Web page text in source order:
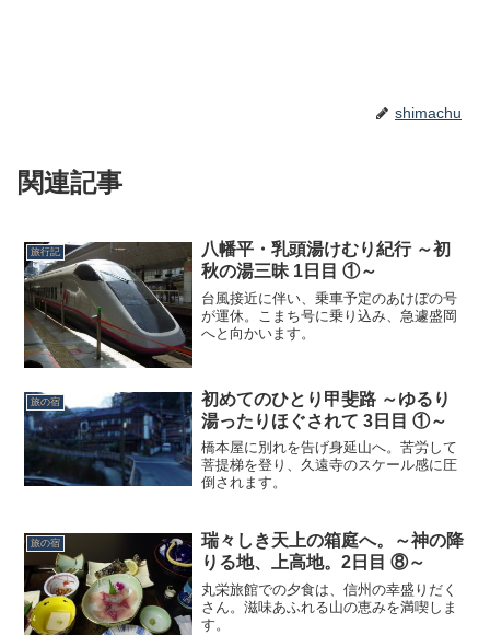
shimachu
関連記事
旅行記
八幡平・乳頭湯けむり紀行 ～初
秋の湯三昧 1日目 ①～
台風接近に伴い、乗車予定のあけぼの号
が運休。こまち号に乗り込み、急遽盛岡
へと向かいます。
旅の宿
初めてのひとり甲斐路 ～ゆるり
湯ったりほぐされて 3日目 ①～
橋本屋に別れを告げ身延山へ。苦労して
菩提梯を登り、久遠寺のスケール感に圧
倒されます。
旅の宿
瑞々しき天上の箱庭へ。～神の降
りる地、上高地。2日目 ⑧～
丸栄旅館での夕食は、信州の幸盛りだく
さん。滋味あふれる山の恵みを満喫しま
す。